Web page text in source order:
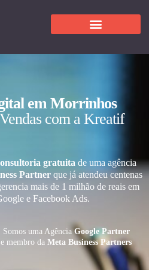
em Morrinhos
com a Kreatif
gratuita de uma agência
Partner que já atendeu centenas
mais de 1 milhão de reais em
e Facebook Ads.
Somos uma AgênciaGoogle Partner
e membro daMeta Business Partners